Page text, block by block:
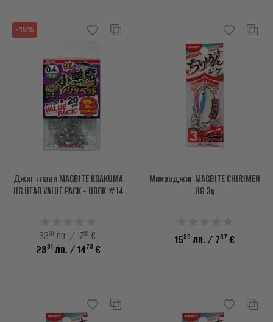
-15%
Джиг глави MAGBITE KOAKUMA
JIG HEAD VALUE PACK - HOOK #14
3389лв. / 1733€
2881 лв. / 1473 €
Микроджиг MAGBITE CHIRIMEN
JIG 3g
1539 лв. / 787 €